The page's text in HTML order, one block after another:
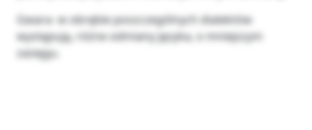
Gwara- w obrębie poszczególnych dialektów
występują, różne odmiany języka, o mniejszym
zasięgu.